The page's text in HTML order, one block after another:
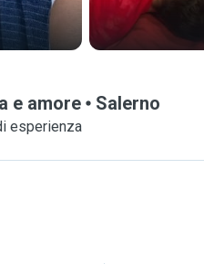
e amore Salerno
esperienza